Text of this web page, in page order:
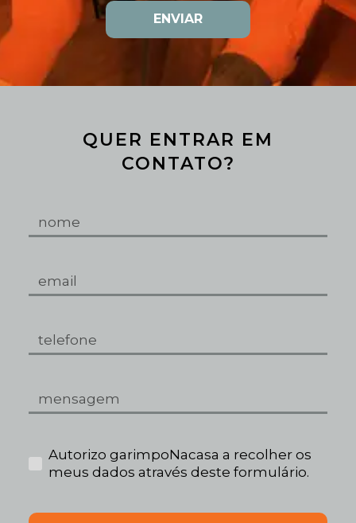
ENVIAR
QUER ENTRAR EM
CONTATO?
Autorizo garimpoNacasa a recolher os
meus dados através deste formulário.